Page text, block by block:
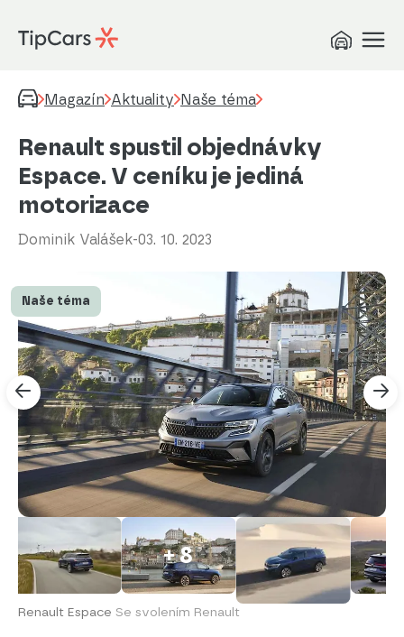
Magazín Aktuality Naše téma
Renault spustil objednávky
Espace. V ceníku je jediná
motorizace
Dominik Valášek-03. 10. 2023
+ 8
Renault Espace Se svolením Renault
Naše téma